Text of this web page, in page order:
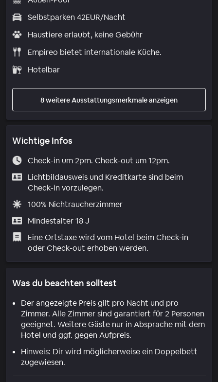
Selbstparken 42EUR/Nacht
Haustiere erlaubt, keine Gebühr
Empireo bietet internationale Küche.
Hotelbar
8 weitere Ausstattungsmerkmale anzeigen
Wichtige Infos
Check-in um 2pm. Check-out um 12pm.
Lichtbildausweis und Kreditkarte sind beim
Check-in vorzulegen.
100% Nichtraucherzimmer
Mindestalter 18 J
Eine Ortstaxe wird vom Hotel beim Check-in
oder Check-out erhoben werden.
Was du beachten solltest
Der angezeigte Preis gilt pro Nacht und pro
Zimmer. Alle Zimmer sind garantiert für 2 Personen
geeignet. Weitere Gäste nur in Absprache mit dem
Hotel und ggf. gegen Aufpreis.
Hinweis: Dir wird möglicherweise ein Doppelbett
zugewiesen.